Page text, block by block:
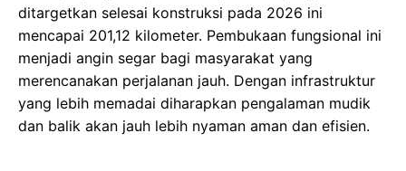
ditargetkan selesai konstruksi pada 2026 ini
mencapai 201,12 kilometer. Pembukaan fungsional ini
menjadi angin segar bagi masyarakat yang
merencanakan perjalanan jauh. Dengan infrastruktur
yang lebih memadai diharapkan pengalaman mudik
dan balik akan jauh lebih nyaman aman dan efisien.